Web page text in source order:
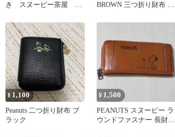
き スヌーピー茶屋 川
ー財布 ポーチ
BROWN 三つ折り財布 が
¥ 1,100
Peanuts 二つ折り財布 ブ
ラック
¥ 1,500
PEANUTS スヌーピー ラ
ウンドファスナー 長財布